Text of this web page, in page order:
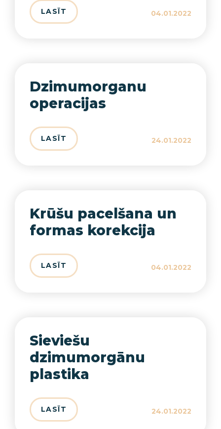
04.01.2022
LASĪT
Dzimumorganu
operacijas
24.01.2022
LASĪT
Krūšu pacelšana un
formas korekcija
04.01.2022
LASĪT
Sieviešu
dzimumorgānu
plastika
24.01.2022
LASĪT